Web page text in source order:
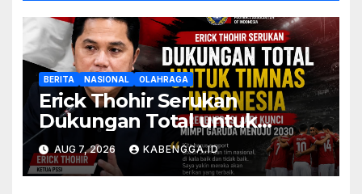
BERITA NASIONAL OLAHRAGA
Erick Thohir Serukan
Dukungan Total untuk
Timnas Indonesia, Regenerasi
Jadi Kunci Mimpi Garuda
Menuju 2030
AUG 7, 2026 KABENGGA.ID